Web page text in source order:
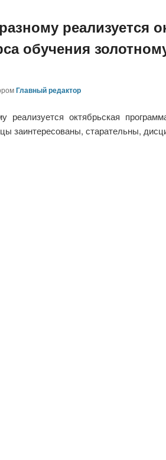
реализуется
обучения
Главный редактор
реализуется октябрьская
заинтересованы, старательны,